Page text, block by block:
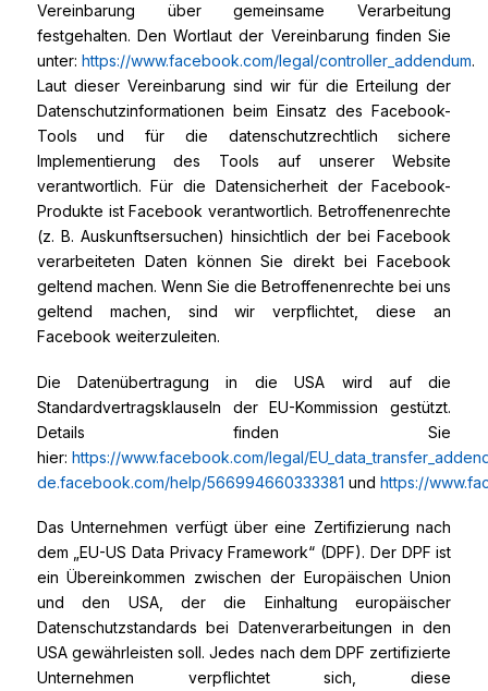
Vereinbarung über gemeinsame Verarbeitung
festgehalten. Den Wortlaut der Vereinbarung finden Sie
unter: https://www.facebook.com/legal/controller_addendum.
Laut dieser Vereinbarung sind wir für die Erteilung der
Datenschutzinformationen beim Einsatz des Facebook-
Tools und für die datenschutzrechtlich sichere
Implementierung des Tools auf unserer Website
verantwortlich. Für die Datensicherheit der Facebook-
Produkte ist Facebook verantwortlich. Betroffenenrechte
(z. B. Auskunftsersuchen) hinsichtlich der bei Facebook
verarbeiteten Daten können Sie direkt bei Facebook
geltend machen. Wenn Sie die Betroffenenrechte bei uns
geltend machen, sind wir verpflichtet, diese an
Facebook weiterzuleiten.
Die Datenübertragung in die USA wird auf die
Standardvertragsklauseln der EU-Kommission gestützt.
Details finden Sie
hier: https://www.facebook.com/legal/
de.facebook.com/help/566994660333381 und https://
Das Unternehmen verfügt über eine Zertifizierung nach
dem „EU-US Data Privacy Framework“ (DPF). Der DPF ist
ein Übereinkommen zwischen der Europäischen Union
und den USA, der die Einhaltung europäischer
Datenschutzstandards bei Datenverarbeitungen in den
USA gewährleisten soll. Jedes nach dem DPF zertifizierte
Unternehmen verpflichtet sich, diese